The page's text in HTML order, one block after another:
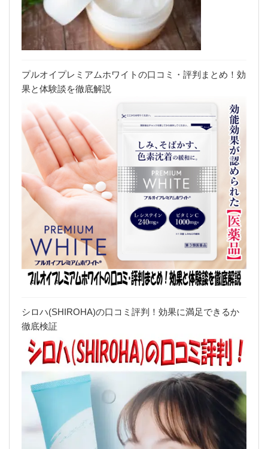
プルオイプレミアムホワイトの口コミ・評判まとめ！効
果と体験談を徹底解説
シロハ(SHIROHA)の口コミ評判！効果に満足できるか
徹底検証